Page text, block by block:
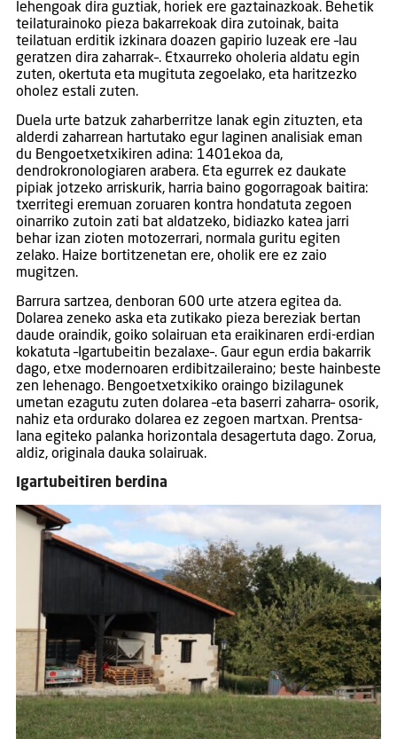
lehengoak dira guztiak, horiek ere gaztainazkoak. Behetik
teilaturainoko pieza bakarrekoak dira zutoinak, baita
teilatuan erditik izkinara doazen gapirio luzeak ere –lau
geratzen dira zaharrak–. Etxaurreko oholeria aldatu egin
zuten, okertuta eta mugituta zegoelako, eta haritzezko
oholez estali zuten.
Duela urte batzuk zaharberritze lanak egin zituzten, eta
alderdi zaharrean hartutako egur laginen analisiak eman
du Bengoetxetxikiren adina: 1401ekoa da,
dendrokronologiaren arabera. Eta egurrek ez daukate
pipiak jotzeko arriskurik, harria baino gogorragoak baitira:
txerritegi eremuan zoruaren kontra hondatuta zegoen
oinarriko zutoin zati bat aldatzeko, bidiazko katea jarri
behar izan zioten motozerrari, normala guritu egiten
zelako. Haize bortitzenetan ere, oholik ere ez zaio
mugitzen.
Barrura sartzea, denboran 600 urte atzera egitea da.
Dolarea zeneko aska eta zutikako pieza bereziak bertan
daude oraindik, goiko solairuan eta eraikinaren erdi-erdian
kokatuta –Igartubeitin bezalaxe–. Gaur egun erdia bakarrik
dago, etxe modernoaren erdibitzaileraino; beste hainbeste
zen lehenago. Bengoetxetxikiko oraingo bizilagunek
umetan ezagutu zuten dolarea –eta baserri zaharra– osorik,
nahiz eta ordurako dolarea ez zegoen martxan. Prentsa-
lana egiteko palanka horizontala desagertuta dago. Zorua,
aldiz, originala dauka solairuak.
Igartubeitiren berdina